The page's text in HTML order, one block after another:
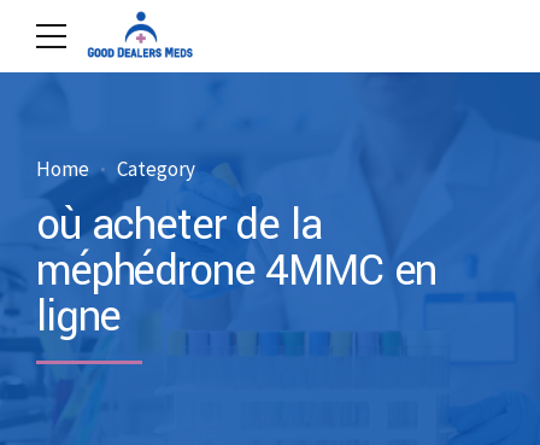
Home Category
où acheter de la
méphédrone 4MMC en
ligne